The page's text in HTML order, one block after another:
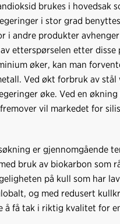
brukes i hovedsak
i stor grad
i andre produkter
etterspørselen etter disse
øker, kan man
Ved økt forbruk av stål
øke. Ved en
vil markedet for
er gjennomgående
bruk av biokarbon som
på kull som har
og med redusert
å få tak i riktig kvalitet for